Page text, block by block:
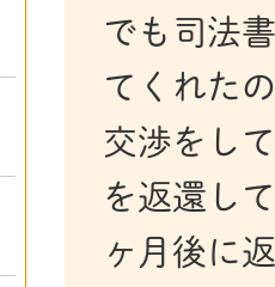
でも司法
てくれた
交渉をし
を返還し
ヶ月後に